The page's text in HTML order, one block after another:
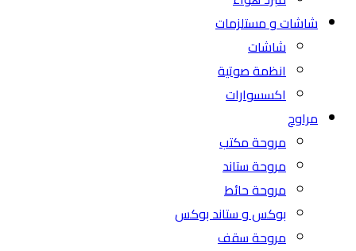
شاشات و مستلزمات
شاشات
انظمة صوتية
اكسسوارات
مراوح
مروحة مكتب
مروحة ستاند
مروحة حائط
بوكس و ستاند بوكس
مروحة سقف